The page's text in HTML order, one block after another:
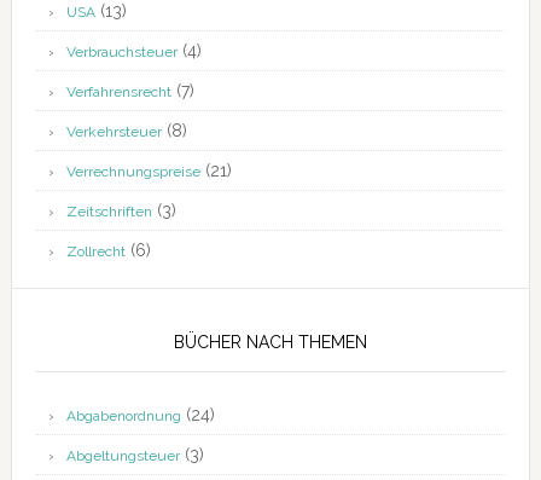
USA(13)
Verbrauchsteuer(4)
Verfahrensrecht(7)
Verkehrsteuer(8)
Verrechnungspreise(21)
Zeitschriften (3)
Zollrecht(6)
BÜCHER NACH THEMEN
Abgabenordnung (24)
Abgeltungsteuer(3)